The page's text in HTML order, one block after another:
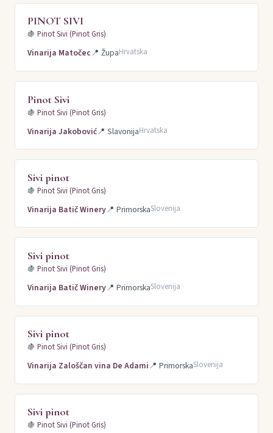
PINOT SIVI
🍇 Pinot Sivi (Pinot Gris)
Vinarija Matočec📍 ŽupaHrvatska
Pinot Sivi
🍇 Pinot Sivi (Pinot Gris)
Vinarija Jakobović📍 SlavonijaHrvatska
Sivi pinot
🍇 Pinot Sivi (Pinot Gris)
Vinarija Batič Winery📍 PrimorskaSlovenija
Sivi pinot
🍇 Pinot Sivi (Pinot Gris)
Vinarija Batič Winery📍 PrimorskaSlovenija
Sivi pinot
🍇 Pinot Sivi (Pinot Gris)
Vinarija Zaloščan vina De Adami📍 PrimorskaSlovenija
Sivi pinot
🍇 Pinot Sivi (Pinot Gris)